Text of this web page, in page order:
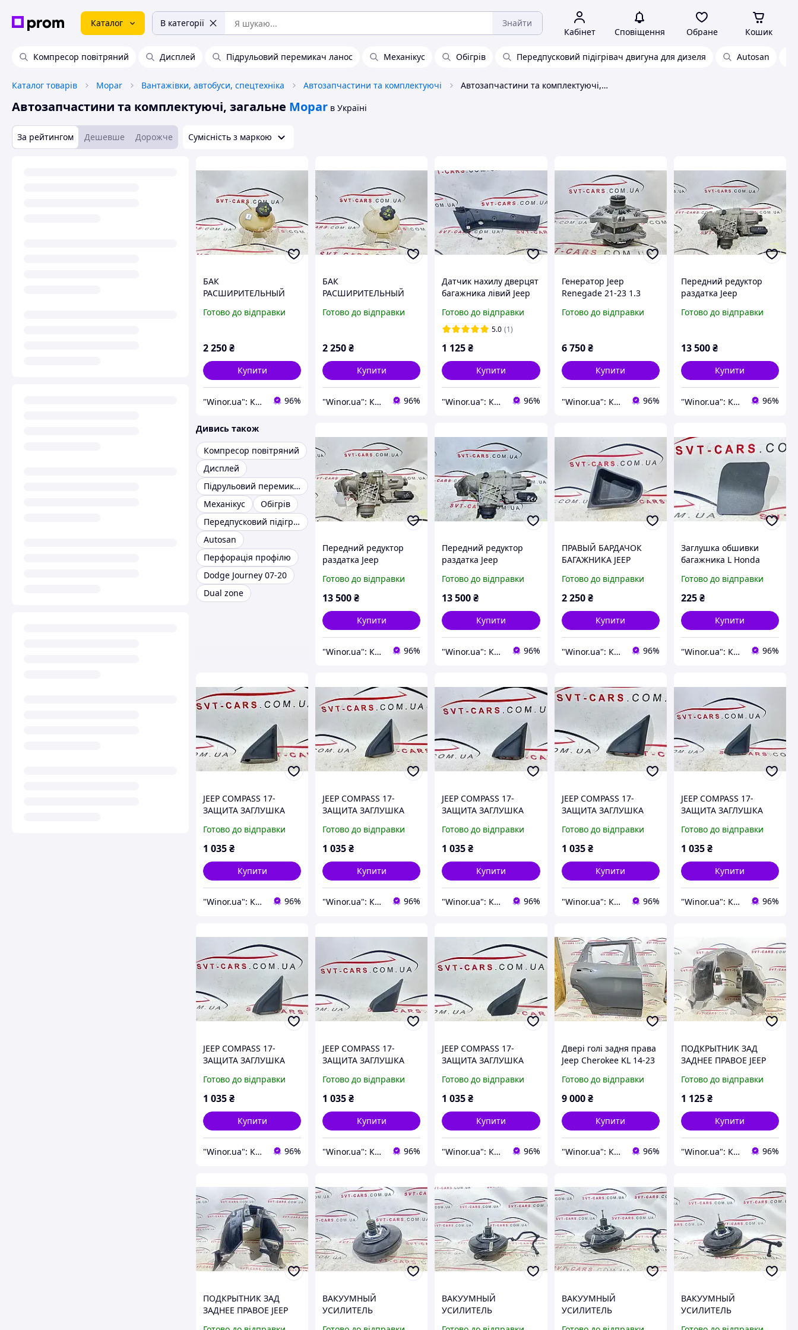
Каталог В категорії Знайти
Кабінет Сповіщення Обране Кошик
Компресор повітряний Дисплей Підрульовий перемикач ланос Механікус Обігрів Передпусковий підігрівач двигуна для дизеля Autosan
Каталог товарів Mopar Вантажівки, автобуси, спецтехніка Автозапчастини та комплектуючі Автозапчастини та комплектуючі, загальне Mopar
Автозапчастини та комплектуючі, загальне Mopar в Україні
За рейтингом Дешевше Дорожче Сумісність з маркою
БАК
РАСШИРИТЕЛЬНЫЙ
RENEGADE 68250057AD
Готово до відправки
2 250₴
Купити
"Winor.ua": Комфортний шопінг 24/7! 96%
БАК
РАСШИРИТЕЛЬНЫЙ
RENEGADE 68250057AD
Готово до відправки
2 250₴
Купити
"Winor.ua": Комфортний шопінг 24/7! 96%
Датчик нахилу дверцят
багажника лівий Jeep
68289843AD
Готово до відправки
5.0 (1)
1 125₴
Купити
"Winor.ua": Комфортний шопінг 24/7! 96%
Генератор Jeep
Renegade 21-23 1.3
Готово до відправки
6 750 ₴
Купити
"Winor.ua": Комфортний шопінг 24/7! 96%
Передний редуктор
раздатка Jeep
68305397AA
Готово до відправки
13 500₴
Купити
"Winor.ua": Комфортний шопінг 24/7! 96%
Дивись також
Компресор повітряний
Дисплей
Підрульовий перемикач ланос
Механікус
Обігрів
Передпусковий підігрівач двигуна для дизеля
Autosan
Перфорація профілю
Dodge Journey 07-20
Dual zone
Передний редуктор
раздатка Jeep
68305397AA
Готово до відправки
13 500₴
Купити
"Winor.ua": Комфортний шопінг 24/7! 96%
Передний редуктор
раздатка Jeep
68305397AA
Готово до відправки
13 500₴
Купити
"Winor.ua": Комфортний шопінг 24/7! 96%
ПРАВЫЙ БАРДАЧОК
БАГАЖНИКА JEEP
5ZW29TRMAA
Готово до відправки
2 250 ₴
Купити
"Winor.ua": Комфортний шопінг 24/7! 96%
Заглушка обшивки
багажника L Honda
84652TL0E010M1
Готово до відправки
225₴
Купити
"Winor.ua": Комфортний шопінг 24/7! 96%
JEEP COMPASS 17-
ЗАЩИТА ЗАГЛУШКА
Готово до відправки
1 035₴
Купити
"Winor.ua": Комфортний шопінг 24/7! 96%
JEEP COMPASS 17-
ЗАЩИТА ЗАГЛУШКА
Готово до відправки
1 035₴
Купити
"Winor.ua": Комфортний шопінг 24/7! 96%
JEEP COMPASS 17-
ЗАЩИТА ЗАГЛУШКА
Готово до відправки
1 035₴
Купити
"Winor.ua": Комфортний шопінг 24/7! 96%
JEEP COMPASS 17-
ЗАЩИТА ЗАГЛУШКА
Готово до відправки
1 035 ₴
Купити
"Winor.ua": Комфортний шопінг 24/7! 96%
JEEP COMPASS 17-
ЗАЩИТА ЗАГЛУШКА
Готово до відправки
1 035₴
Купити
"Winor.ua": Комфортний шопінг 24/7! 96%
JEEP COMPASS 17-
ЗАЩИТА ЗАГЛУШКА
Готово до відправки
1 035₴
Купити
"Winor.ua": Комфортний шопінг 24/7! 96%
JEEP COMPASS 17-
ЗАЩИТА ЗАГЛУШКА
Готово до відправки
1 035₴
Купити
"Winor.ua": Комфортний шопінг 24/7! 96%
JEEP COMPASS 17-
ЗАЩИТА ЗАГЛУШКА
Готово до відправки
1 035₴
Купити
"Winor.ua": Комфортний шопінг 24/7! 96%
Двері голі задня права
Jeep Cherokee KL 14-23
Готово до відправки
9 000 ₴
Купити
"Winor.ua": Комфортний шопінг 24/7! 96%
ПОДКРЫТНИК ЗАД
ЗАДНЕЕ ПРАВОЕ JEEP
Готово до відправки
1 125₴
Купити
"Winor.ua": Комфортний шопінг 24/7! 96%
ПОДКРЫТНИК ЗАД
ЗАДНЕЕ ПРАВОЕ JEEP
ВАКУУМНЫЙ
УСИЛИТЕЛЬ
ВАКУУМНЫЙ
УСИЛИТЕЛЬ
ВАКУУМНЫЙ
УСИЛИТЕЛЬ
ВАКУУМНЫЙ
УСИЛИТЕЛЬ